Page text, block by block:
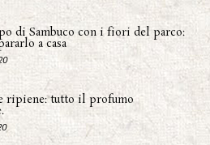
di Sambuco con i fiori del parco:
a casa
ripiene: tutto il profumo